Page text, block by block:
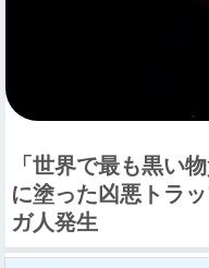
「世界で最も黒い
に塗った凶悪トラ
ガ人発生